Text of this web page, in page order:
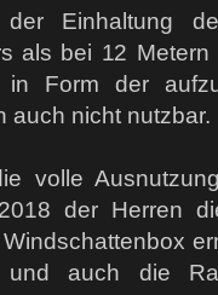
der Einhaltung
als bei 12
in Form der
auch nicht nutzbar.
volle
der Herren
und auch die